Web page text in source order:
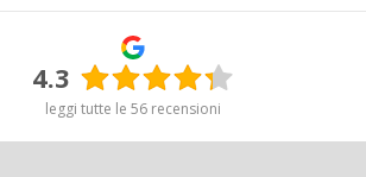
4.3
leggi tutte le 56 recensioni